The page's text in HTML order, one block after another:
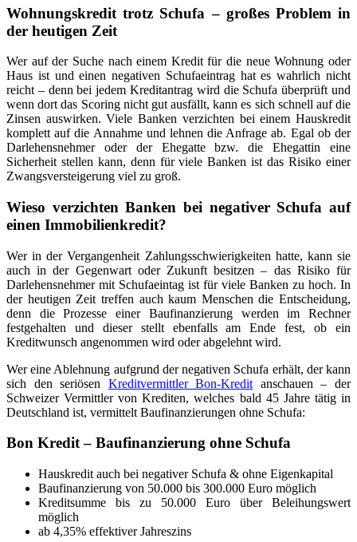
Wohnungskredit trotz Schufa – großes Problem in
der heutigen Zeit
Wer auf der Suche nach einem Kredit für die neue Wohnung oder
Haus ist und einen negativen Schufaeintrag hat es wahrlich nicht
reicht – denn bei jedem Kreditantrag wird die Schufa überprüft und
wenn dort das Scoring nicht gut ausfällt, kann es sich schnell auf die
Zinsen auswirken. Viele Banken verzichten bei einem Hauskredit
komplett auf die Annahme und lehnen die Anfrage ab. Egal ob der
Darlehensnehmer oder der Ehegatte bzw. die Ehegattin eine
Sicherheit stellen kann, denn für viele Banken ist das Risiko einer
Zwangsversteigerung viel zu groß.
Wieso verzichten Banken bei negativer Schufa auf
einen Immobilienkredit?
Wer in der Vergangenheit Zahlungsschwierigkeiten hatte, kann sie
auch in der Gegenwart oder Zukunft besitzen – das Risiko für
Darlehensnehmer mit Schufaeintag ist für viele Banken zu hoch. In
der heutigen Zeit treffen auch kaum Menschen die Entscheidung,
denn die Prozesse einer Baufinanzierung werden im Rechner
festgehalten und dieser stellt ebenfalls am Ende fest, ob ein
Kreditwunsch angenommen wird oder abgelehnt wird.
Wer eine Ablehnung aufgrund der negativen Schufa erhält, der kann
sich den seriösen Kreditvermittler Bon-Kredit anschauen – der
Schweizer Vermittler von Krediten, welches bald 45 Jahre tätig in
Deutschland ist, vermittelt Baufinanzierungen ohne Schufa:
Bon Kredit – Baufinanzierung ohne Schufa
Hauskredit auch bei negativer Schufa & ohne Eigenkapital
Baufinanzierung von 50.000 bis 300.000 Euro möglich
Kreditsumme bis zu 50.000 Euro über Beleihungswert
möglich
ab 4,35% effektiver Jahreszins